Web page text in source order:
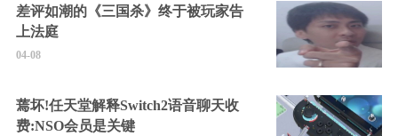
差评如潮的《三国杀》终于被玩家告
上法庭
04-08
蔫坏!任天堂解释Switch2语音聊天收
费:NSO会员是关键